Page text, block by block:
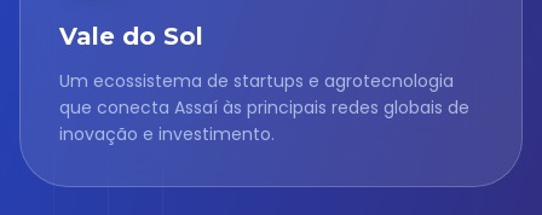
Vale do Sol
Um ecossistema de startups e agrotecnologia
que conecta Assaí às principais redes globais de
inovação e investimento.